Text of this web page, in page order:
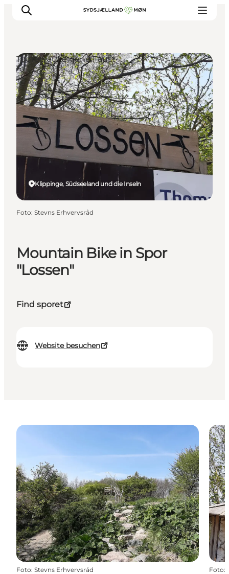
Erleben
Städte und Orte
Events
Essen
Unterkunft
Reise planen
Mountain Bike in Spor
"Lossen"
Find sporet
Website besuchen
Klippinge, Südseeland und die Inseln
Touren auf eigene Faust
Foto: Stevns Erhvervsråd
Foto: Stevns Erhvervsråd Foto: